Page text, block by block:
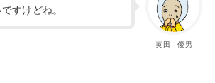
黄田 優男
すけどね。